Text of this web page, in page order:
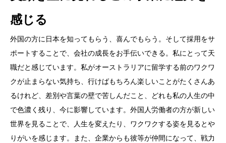
感じる
外国の方に日本を知ってもらう、喜んでもらう。そして採用をサ
ポートすることで、会社の成長をお手伝いできる。私にとって天
職だと感じています。私がオーストラリアに留学する前のワクワ
クが止まらない気持ち、行けばもちろん楽しいことがたくさんあ
るけれど、差別や言葉の壁で苦しんだこと、どれも私の人生の中
で色濃く残り、今に影響しています。外国人労働者の方が新しい
世界を見ることで、人生を変えたり、ワクワクする姿を見るとや
りがいを感じます。また、企業からも彼等が仲間になって、戦力